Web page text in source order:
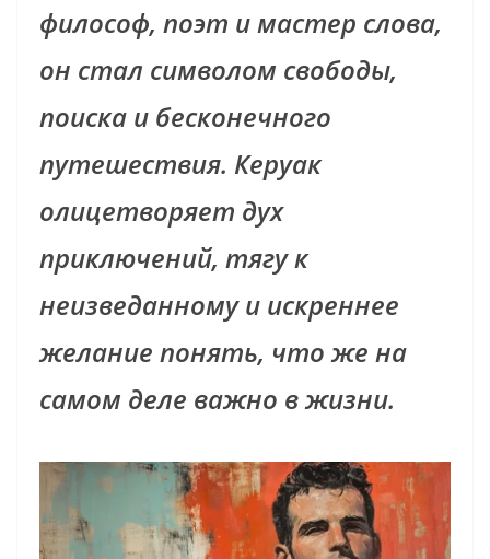
философ, поэт и мастер слова,
он стал символом свободы,
поиска и бесконечного
путешествия. Керуак
олицетворяет дух
приключений, тягу к
неизведанному и искреннее
желание понять, что же на
самом деле важно в жизни.